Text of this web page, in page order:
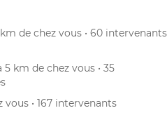
km de chez vous • 60 intervenants
5 km de chez vous • 35
vous • 167 intervenants